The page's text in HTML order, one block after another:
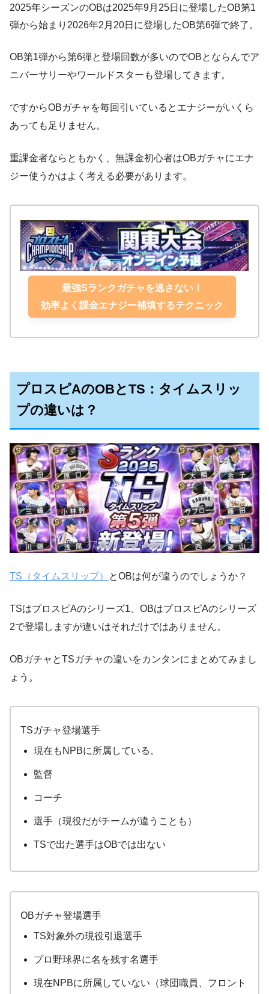
2025年シーズンのOBは2025年9月25日に登場したOB第1
弾から始まり2026年2月20日に登場したOB第6弾で終了。
OB第1弾から第6弾と登場回数が多いのでOBとならんでア
ニバーサリーやワールドスターも登場してきます。
ですからOBガチャを毎回引いているとエナジーがいくら
あっても足りません。
重課金者ならともかく、無課金初心者はOBガチャにエナ
ジー使うかはよく考える必要があります。
最強Sランクガチャを逃さない！
効率よく課金エナジー補填するテクニック
プロスピAのOBとTS：タイムスリッ
プの違いは？
TS（タイムスリップ） とOBは何が違うのでしょうか？
TSはプロスピAのシリーズ1、OBはプロスピAのシリーズ
2で登場しますが違いはそれだけではありません。
OBガチャとTSガチャの違いをカンタンにまとめてみまし
ょう。
TSガチャ登場選手
現在もNPBに所属している。
監督
コーチ
選手（現役だがチームが違うことも）
TSで出た選手はOBでは出ない
OBガチャ登場選手
TS対象外の現役引退選手
プロ野球界に名を残す名選手
現在NPBに所属していない（球団職員、フロント